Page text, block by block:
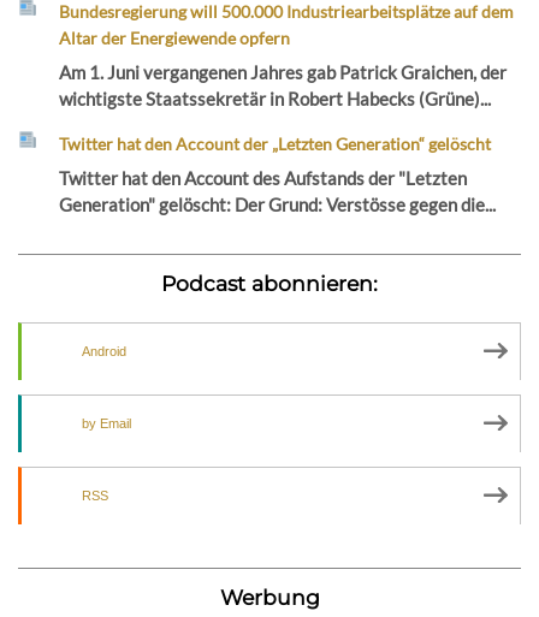
Bundesregierung will 500.000 Industriearbeitsplätze auf dem
Altar der Energiewende opfern
Am 1. Juni vergangenen Jahres gab Patrick Graichen, der
wichtigste Staatssekretär in Robert Habecks (Grüne)...
Twitter hat den Account der „Letzten Generation“ gelöscht
Twitter hat den Account des Aufstands der "Letzten
Generation" gelöscht: Der Grund: Verstösse gegen die...
Podcast abonnieren:
Android
by Email
RSS
Werbung